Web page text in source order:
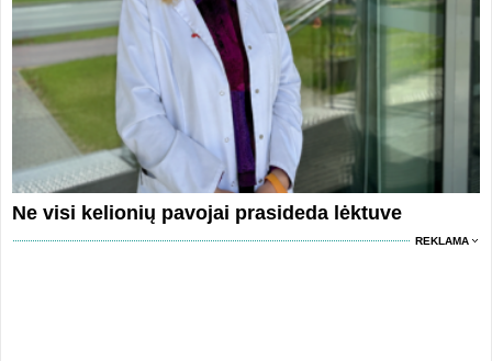
Ne visi kelionių pavojai prasideda lėktuve
REKLAMA